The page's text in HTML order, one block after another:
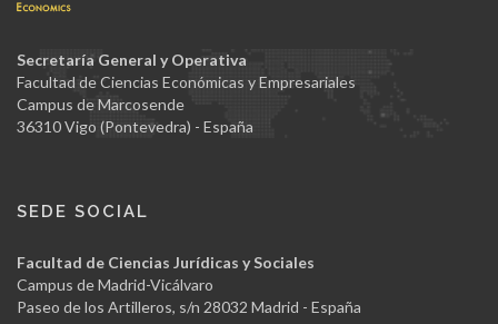
Secretaría General y Operativa
Facultad de Ciencias Económicas y Empresariales
Campus de Marcosende
36310 Vigo (Pontevedra) - España
SEDE SOCIAL
Facultad de Ciencias Jurídicas y Sociales
Campus de Madrid-Vicálvaro
Paseo de los Artilleros, s/n 28032 Madrid - España